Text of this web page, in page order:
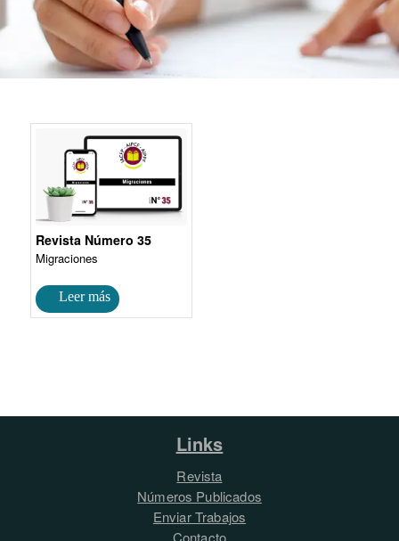
Revista Número 35
Migraciones
Links
Revista
Números Publicados
Enviar Trabajos
Contacto